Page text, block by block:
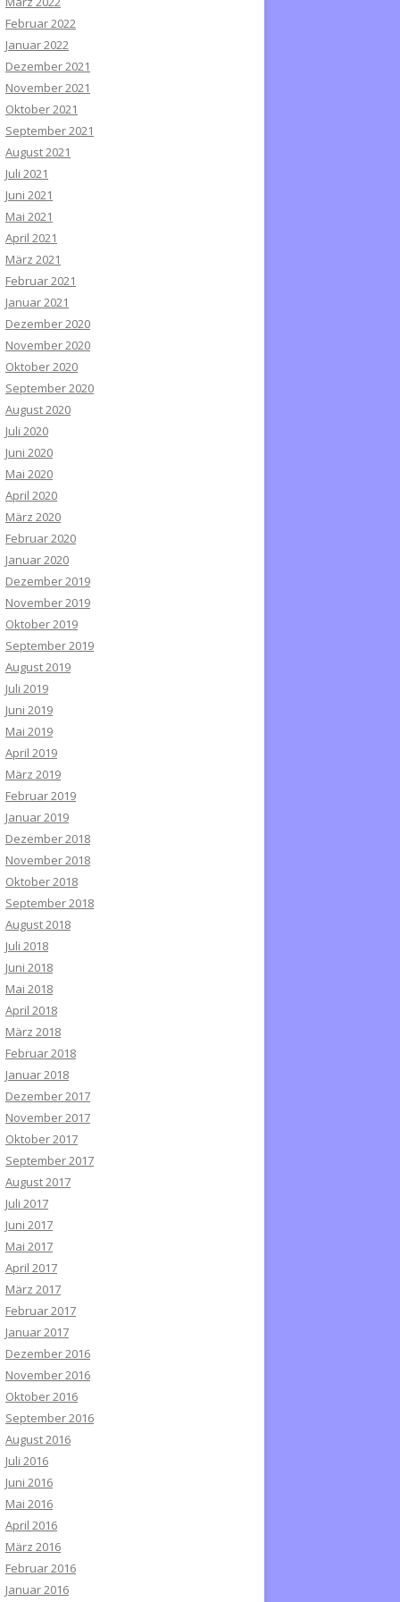
Februar 2022
Januar 2022
Dezember 2021
November 2021
Oktober 2021
September 2021
August 2021
Juli 2021
Juni 2021
Mai 2021
April 2021
März 2021
Februar 2021
Januar 2021
Dezember 2020
November 2020
Oktober 2020
September 2020
August 2020
Juli 2020
Juni 2020
Mai 2020
April 2020
März 2020
Februar 2020
Januar 2020
Dezember 2019
November 2019
Oktober 2019
September 2019
August 2019
Juli 2019
Juni 2019
Mai 2019
April 2019
März 2019
Februar 2019
Januar 2019
Dezember 2018
November 2018
Oktober 2018
September 2018
August 2018
Juli 2018
Juni 2018
Mai 2018
April 2018
März 2018
Februar 2018
Januar 2018
Dezember 2017
November 2017
Oktober 2017
September 2017
August 2017
Juli 2017
Juni 2017
Mai 2017
April 2017
März 2017
Februar 2017
Januar 2017
Dezember 2016
November 2016
Oktober 2016
September 2016
August 2016
Juli 2016
Juni 2016
Mai 2016
April 2016
März 2016
Februar 2016
Januar 2016